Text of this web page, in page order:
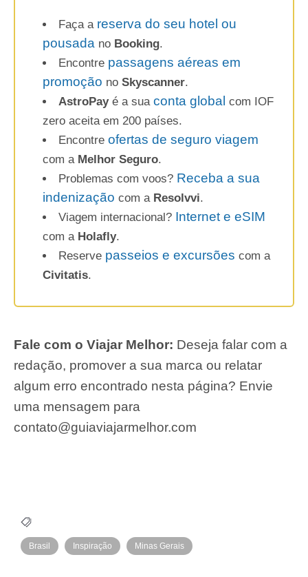
Faça a reserva do seu hotel ou
pousada no Booking.
Encontre passagens aéreas em
promoção no Skyscanner.
AstroPayé a sua conta global com IOF
zero aceita em 200 países.
Encontre ofertas de seguro viagem
com a Melhor Seguro.
Problemas com voos? Receba a sua
indenização com a Resolvvi.
Viagem internacional? Internet e eSIM
com a Holafly.
Reserve passeios e excursões com a
Civitatis.
Fale com o Viajar Melhor: Deseja falar com a
redação, promover a sua marca ou relatar
algum erro encontrado nesta página? Envie
uma mensagem para
contato@guiaviajarmelhor.com
Brasil Inspiração Minas Gerais